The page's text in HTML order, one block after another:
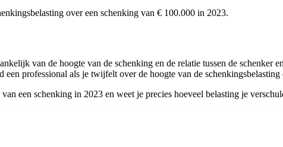
over een schenking van € 100.000 in 2023.
van de hoogte van de schenking en de relatie tussen de schenker
professional als je twijfelt over de hoogte van de schenkingsbelasting
een schenking in 2023 en weet je precies hoeveel belasting je